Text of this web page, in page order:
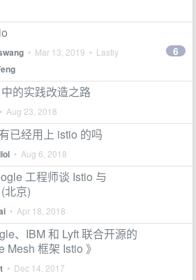
• Mar 13, 2019 • Lastly
6
的实践改造之路
• Aug 23, 2018
已经用上 istio 的吗
• Aug 6, 2018
工程师谈 Istio 与
北京)
• Apr 18, 2018
、IBM 和 Lyft 联合开源的
Mesh 框架 Istio 》
• Dec 14, 2017